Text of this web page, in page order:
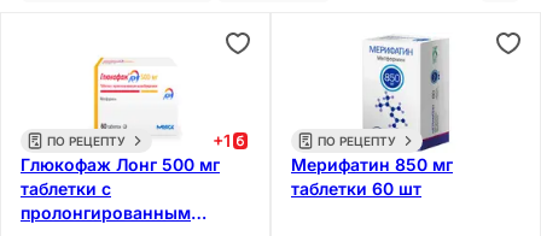
ПО РЕЦЕПТУ +1
Глюкофаж Лонг 500 мг
таблетки с
пролонгированным
ПО РЕЦЕПТУ
Мерифатин 850 мг
таблетки 60 шт